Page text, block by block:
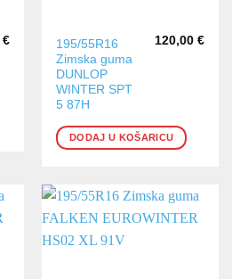
€
195/55R16
Zimska guma
DUNLOP
WINTER SPT
5 87H
120,00 €
DODAJ U KOŠARICU